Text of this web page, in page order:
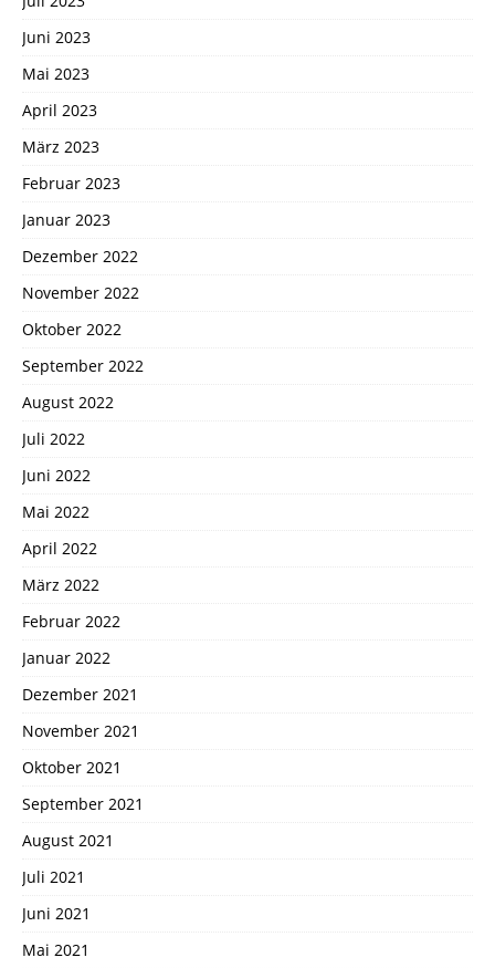
Juni 2023
Mai 2023
April 2023
März 2023
Februar 2023
Januar 2023
Dezember 2022
November 2022
Oktober 2022
September 2022
August 2022
Juli 2022
Juni 2022
Mai 2022
April 2022
März 2022
Februar 2022
Januar 2022
Dezember 2021
November 2021
Oktober 2021
September 2021
August 2021
Juli 2021
Juni 2021
Mai 2021